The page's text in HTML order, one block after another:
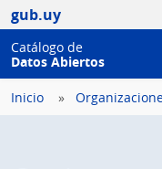
gub.uy
Catálogo de
Datos Abiertos
Inicio